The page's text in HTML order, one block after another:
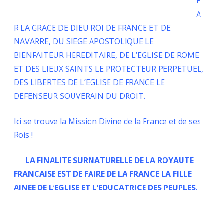
A
R LA GRACE DE DIEU ROI DE FRANCE ET DE
NAVARRE, DU SIEGE APOSTOLIQUE LE
BIENFAITEUR HEREDITAIRE, DE L’EGLISE DE ROME
ET DES LIEUX SAINTS LE PROTECTEUR PERPETUEL,
DES LIBERTES DE L’EGLISE DE FRANCE LE
DEFENSEUR SOUVERAIN DU DROIT.
Ici se trouve la Mission Divine de la France et de ses
Rois !
LA FINALITE SURNATURELLE DE LA ROYAUTE
FRANCAISE EST DE FAIRE DE LA FRANCE LA FILLE
AINEE DE L’EGLISE ET L’EDUCATRICE DES PEUPLES.